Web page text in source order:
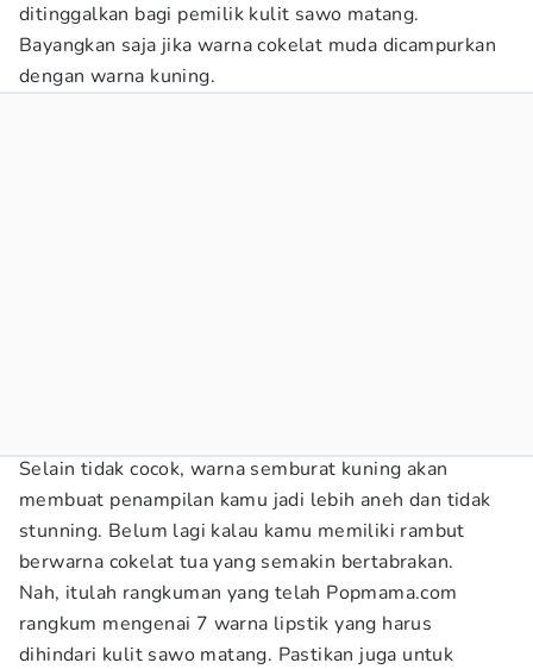
ditinggalkan bagi pemilik kulit sawo matang.
Bayangkan saja jika warna cokelat muda dicampurkan
dengan warna kuning.
Selain tidak cocok, warna semburat kuning akan
membuat penampilan kamu jadi lebih aneh dan tidak
stunning. Belum lagi kalau kamu memiliki rambut
berwarna cokelat tua yang semakin bertabrakan.
Nah, itulah rangkuman yang telah Popmama.com
rangkum mengenai 7 warna lipstik yang harus
dihindari kulit sawo matang. Pastikan juga untuk